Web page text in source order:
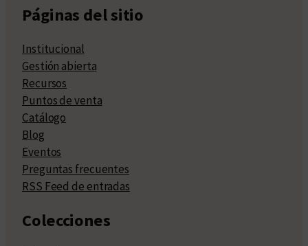
Páginas del sitio
Institucional
Gestión abierta
Recursos
Puntos de venta
Catálogo
Blog
Eventos
Preguntas frecuentes
RSS Feed de entradas
Colecciones